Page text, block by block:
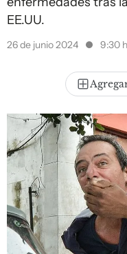
EE.UU.
26 de junio 2024 9:30